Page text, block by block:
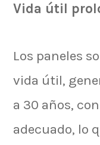
Vida útil
Los paneles
vida útil,
a 30 años,
adecuado, lo